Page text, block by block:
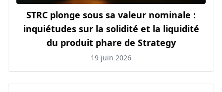
STRC plonge sous sa valeur nominale :
inquiétudes sur la solidité et la liquidité
du produit phare de Strategy
19 juin 2026